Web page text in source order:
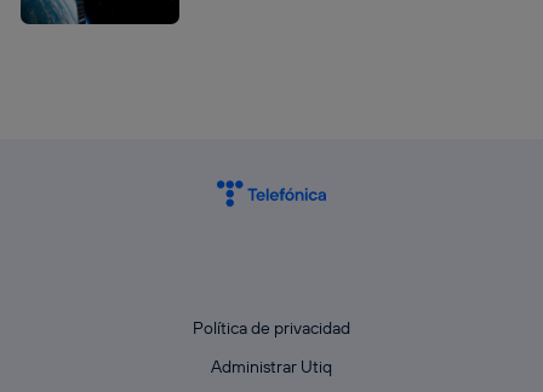
Política de privacidad
Administrar Utiq